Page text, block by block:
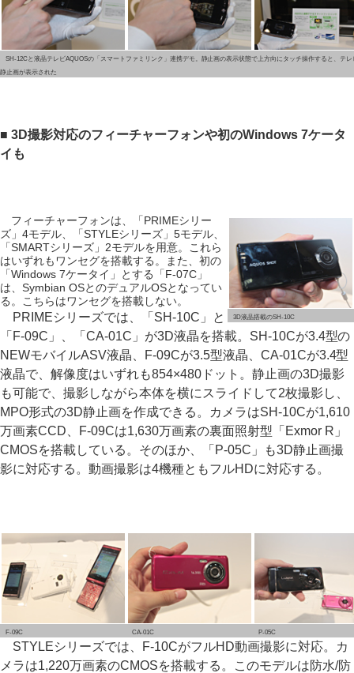
SH-12Cと液晶テレビAQUOSの「スマートファミリンク」連携デモ。静止画の表示状態で上方向にタッチ操作すると、テレ
静止画が表示された
■ 3D撮影対応のフィーチャーフォンや初のWindows 7ケータ
イも
3D液晶搭載のSH-10C
フィーチャーフォンは、「PRIMEシリー
ズ」4モデル、「STYLEシリーズ」5モデル、
「SMARTシリーズ」2モデルを用意。これら
はいずれもワンセグを搭載する。また、初の
「Windows 7ケータイ」とする「F-07C」
は、Symbian OSとのデュアルOSとなってい
る。こちらはワンセグを搭載しない。
PRIMEシリーズでは、「SH-10C」と
「F-09C」、「CA-01C」が3D液晶を搭載。SH-10Cが3.4型の
NEWモバイルASV液晶、F-09Cが3.5型液晶、CA-01Cが3.4型
液晶で、解像度はいずれも854×480ドット。静止画の3D撮影
も可能で、撮影しながら本体を横にスライドして2枚撮影し、
MPO形式の3D静止画を作成できる。カメラはSH-10Cが1,610
万画素CCD、F-09Cは1,630万画素の裏面照射型「Exmor R」
CMOSを搭載している。そのほか、「P-05C」も3D静止画撮
影に対応する。動画撮影は4機種ともフルHDに対応する。
F-09C CA-01C P-05C
STYLEシリーズでは、F-10CがフルHD動画撮影に対応。カ
メラは1,220万画素のCMOSを搭載する。このモデルは防水/防